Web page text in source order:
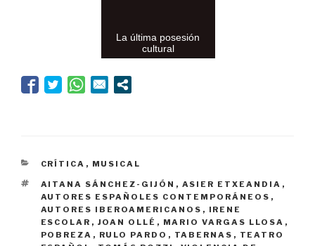
La última posesión
cultural
CATEGORÍAS
CRÍTICA , MUSICAL
ETIQUETAS
AITANA SÁNCHEZ-GIJÓN , ASIER ETXEANDIA ,
AUTORES ESPAÑOLES CONTEMPORÁNEOS ,
AUTORES IBEROAMERICANOS , IRENE
ESCOLAR , JOAN OLLÉ , MARIO VARGAS LLOSA ,
POBREZA , RULO PARDO , TABERNAS , TEATRO